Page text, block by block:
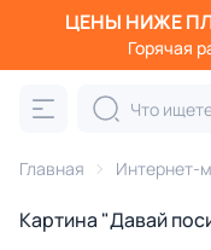
ЦЕНЫ НИЖЕ
Горячая
Главная Интернет-
Картина "Давай